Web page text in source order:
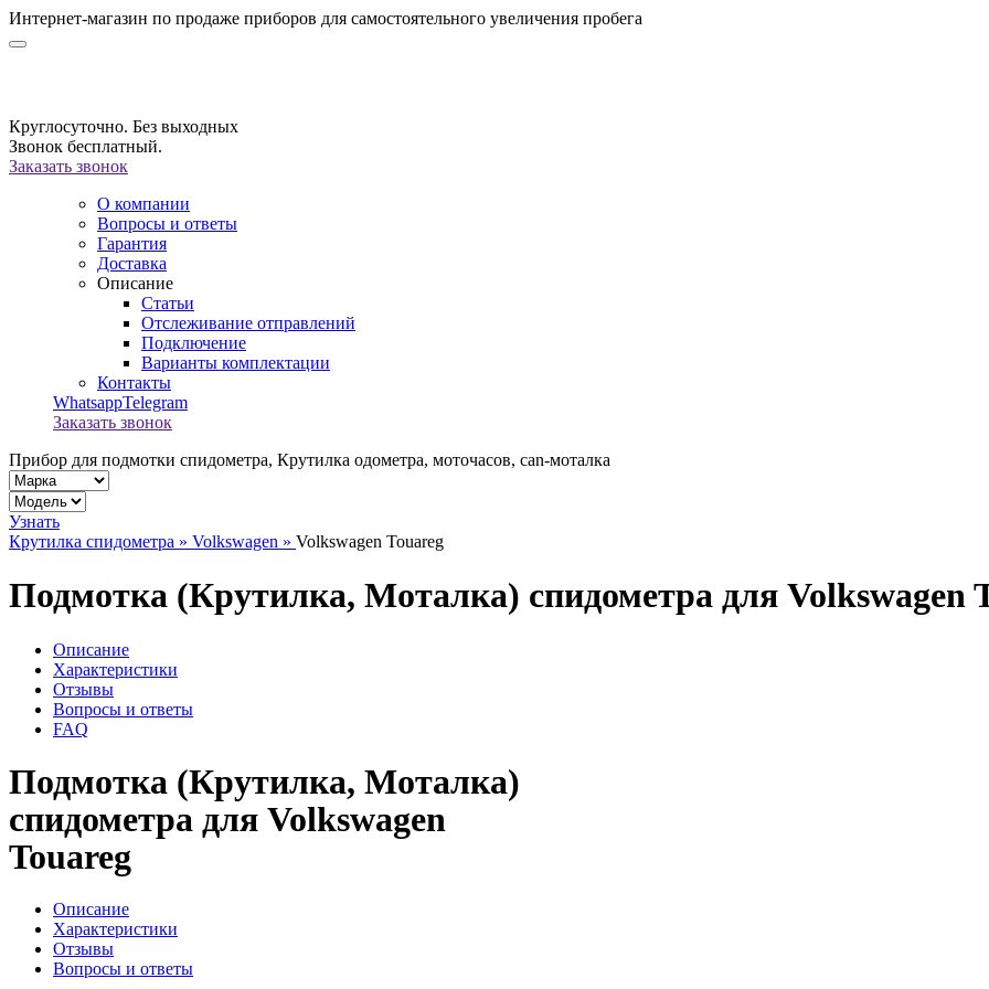
Интернет-магазин по продаже приборов для самостоятельного увеличения пробега
Круглосуточно. Без выходных
Звонок бесплатный.
Заказать звонок
О компании
Вопросы и ответы
Гарантия
Доставка
Описание
Статьи
Отслеживание отправлений
Подключение
Варианты комплектации
Контакты
WhatsappTelegram
Заказать звонок
Прибор для подмотки спидометра, Крутилка одометра, моточасов, can-моталка
Узнать
Крутилка спидометра » Volkswagen » Volkswagen Touareg
Подмотка (Крутилка, Моталка) спидометра для Volkswagen
Описание
Характеристики
Отзывы
Вопросы и ответы
FAQ
Подмотка (Крутилка, Моталка)
спидометра для Volkswagen
Touareg
Описание
Характеристики
Отзывы
Вопросы и ответы